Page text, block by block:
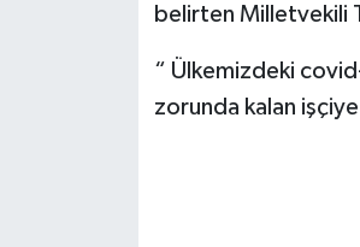
belirten Milletvekili
“ Ülkemizdeki
zorunda kalan